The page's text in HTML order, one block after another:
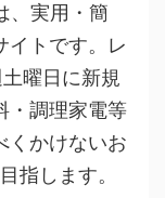
、実用・簡
イトです。レ
曜日に新規
・調理家電等
くかけないお
指します。